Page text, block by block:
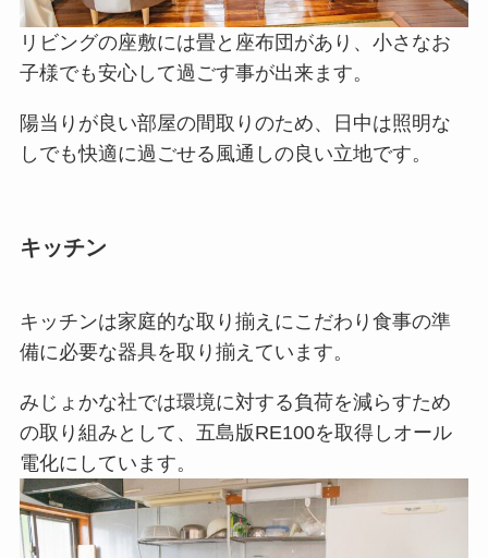
リビングの座敷には畳と座布団があり、小さなお
子様でも安心して過ごす事が出来ます。
陽当りが良い部屋の間取りのため、日中は照明な
しでも快適に過ごせる風通しの良い立地です。
キッチン
キッチンは家庭的な取り揃えにこだわり食事の準
備に必要な器具を取り揃えています。
みじょかな社では環境に対する負荷を減らすため
の取り組みとして、五島版RE100を取得しオール
電化にしています。